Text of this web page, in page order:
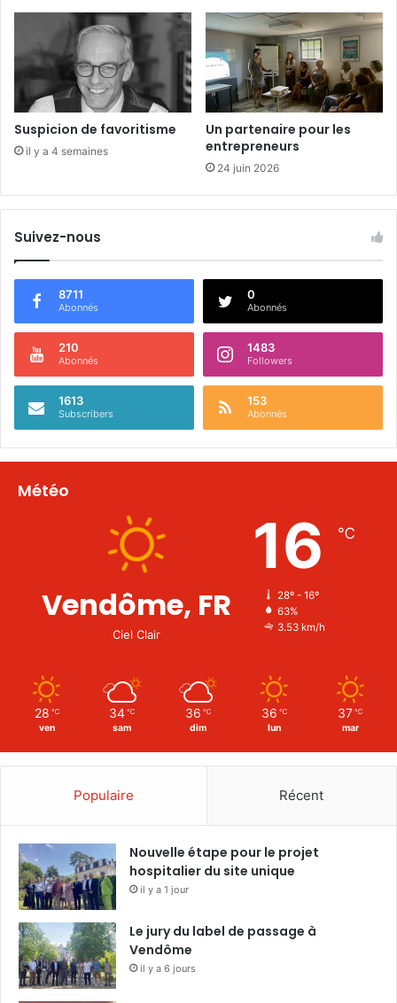
l
Suspicion de favoritisme
il y a 4 semaines
Un partenaire pour les
entrepreneurs
24 juin 2026
Suivez-nous
8711
Abonnés
0
Abonnés
210
Abonnés
1483
Followers
1613
Subscribers
153
Abonnés
Météo
Vendôme, FR
Ciel Clair
16 ℃
28º - 16º
63%
3.53 km/h
28 ℃
ven
34 ℃
sam
36 ℃
dim
36 ℃
lun
37 ℃
mar
Populaire Récent
Nouvelle étape pour le projet
hospitalier du site unique
il y a 1 jour
Le jury du label de passage à
Vendôme
il y a 6 jours